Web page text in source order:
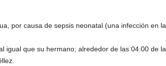
por causa de sepsis neonatal (una infección en la
igual que su hermano; alrededor de las 04:00 de la